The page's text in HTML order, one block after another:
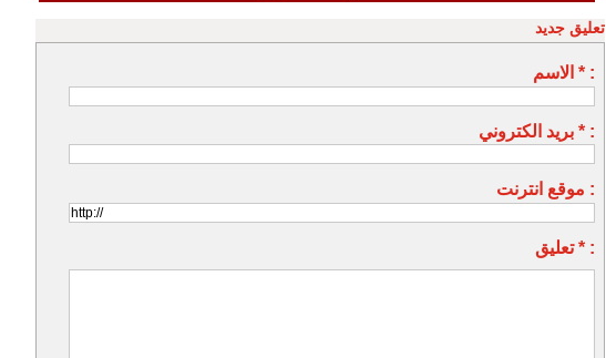
تعليق جديد
الاسم * :
بريد الكتروني * :
موقع انترنت :
تعليق * :